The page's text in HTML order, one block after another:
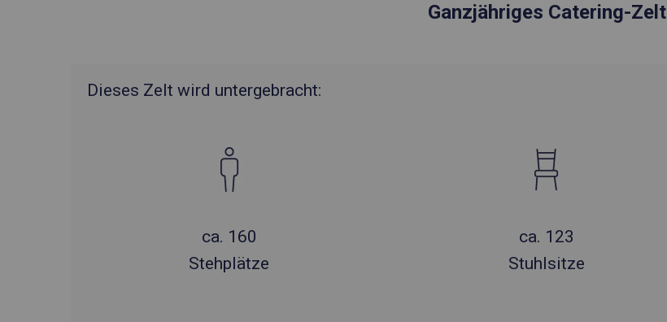
Ganzjähriges Catering-Zelt
Dieses Zelt wird untergebracht:
ca. 160
Stehplätze
ca. 123
Stuhlsitze